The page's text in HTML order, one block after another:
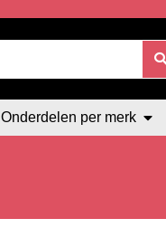
Onderdelen per merk